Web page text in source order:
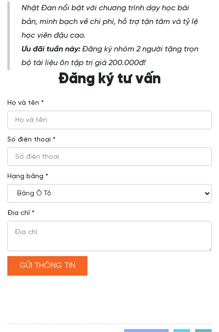
Nhật Đan nổi bật với chương trình dạy học bài
bản, minh bạch về chi phí, hỗ trợ tận tâm và tỷ lệ
học viên đậu cao.
Ưu đãi tuần này: Đăng ký nhóm 2 người tặng trọn
bộ tài liệu ôn tập trị giá 200.000đ!
Đăng ký tư vấn
Họ và tên *
Số điện thoại *
Hạng bằng *
Địa chỉ *
GỬI THÔNG TIN